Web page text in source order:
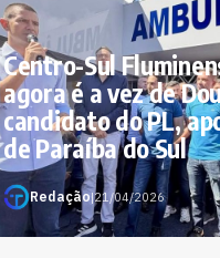
Centro-Sul
agora é a vez de
candidato do PL,
de Paraíba do Sul
Redação|21/04/2026